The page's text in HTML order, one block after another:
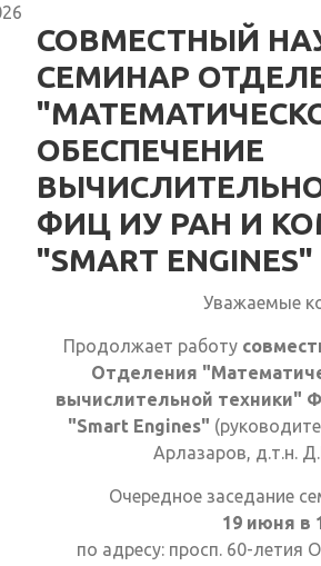
СОВМЕСТНЫЙ
СЕМИНАР
ОБЕСПЕЧЕНИЕ
ФИЦ ИУ РАН И
"SMART ENGINES"
Уважаемые
Продолжает работу
Отделения
вычислительной техники"
"Smart Engines"
Арлазаров, д.т.н.
Очередное заседание
19 июня в
по адресу: просп. 60-летия